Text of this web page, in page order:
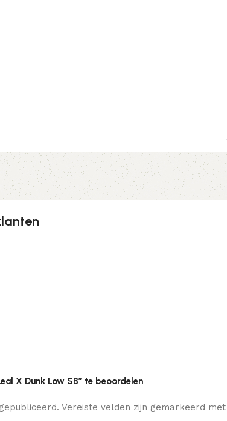
X Dunk Low SB” te beoordelen
Vereiste velden zijn gemarkeerd met